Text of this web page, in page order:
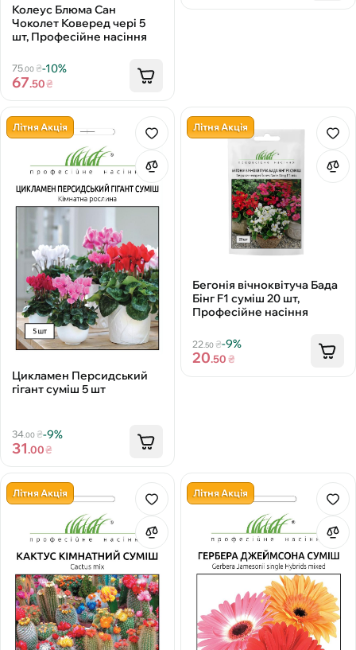
Колеус Блюма Сан
Чоколет Коверед чері 5
шт, Професійне насіння
75.00₴-10%
67.50₴
Літня Акція
Цикламен Персидський
гігант суміш 5 шт
34.00₴-9%
31.00₴
Літня Акція
Бегонія вічноквітуча Бада
Бінг F1 суміш 20 шт,
Професійне насіння
22.50 ₴-9%
20.50₴
Літня Акція Літня Акція